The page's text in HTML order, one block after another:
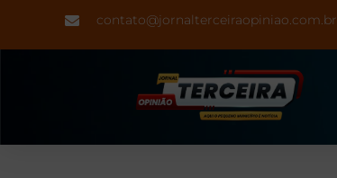
contato@jornalterceiraopiniao.com.br